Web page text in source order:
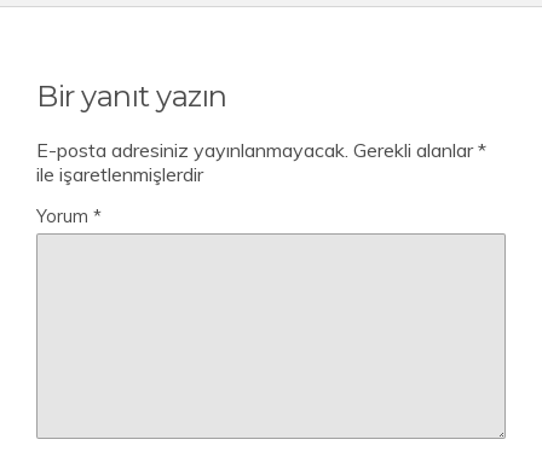
Bir yanıt yazın
E-posta adresiniz yayınlanmayacak. Gerekli alanlar*
ile işaretlenmişlerdir
Yorum *